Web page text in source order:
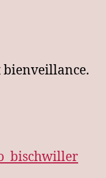
bienveillance.